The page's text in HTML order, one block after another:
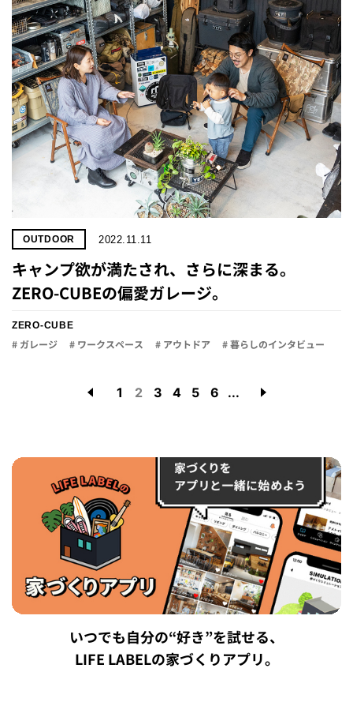
OUTDOOR 2022.11.11
キャンプ欲が満たされ、さらに深まる。
ZERO-CUBEの偏愛ガレージ。
ZERO-CUBE
# ガレージ # ワークスペース # アウトドア # 暮らしのインタビュー
1 2 3 4 5 6 ...
いつでも自分の“好き”を試せる、
LIFE LABELの家づくりアプリ。